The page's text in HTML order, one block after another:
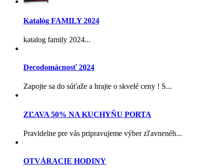
Katalóg FAMILY 2024
katalog family 2024...
Decodomácnosť 2024
Zapojte sa do súťaže a hrajte o skvelé ceny ! S...
ZĽAVA 50% NA KUCHYŇU PORTA
Pravidelne pre vás pripravujeme výber zľavnenéh...
OTVÁRACIE HODINY